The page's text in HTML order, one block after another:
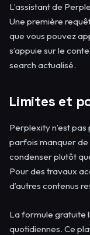
L’assistant de
Une première
que vous pouvez
s’appuie sur le
search actualisé.
Limites et
Perplexity n’est
parfois manquer de
condenser plutôt
Pour des travaux
d’autres contenus
La formule gratuite
quotidiennes. Ce